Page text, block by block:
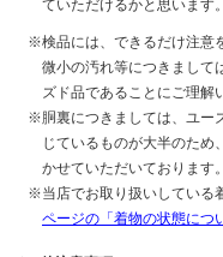
ていただけるかと思います。
検品には、できるだけ注意
微小の汚れ等につきまして
ズド品であることにご理解
胴裏につきましては、ユー
じているものが大半のため
かせていただいております。
当店でお取り扱いしている
ページの「着物の状態につ